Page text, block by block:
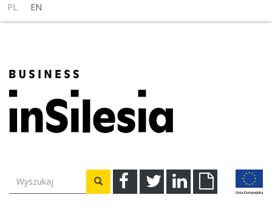
PL EN
FacebookTwitterLinkedinDownload
Wyszukiwarka Wyszukaj